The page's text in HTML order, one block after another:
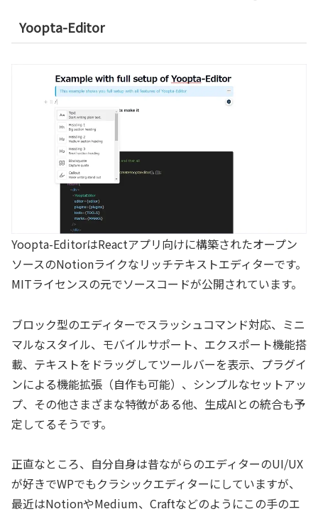
Yoopta-Editor
Yoopta-EditorはReactアプリ向けに構築されたオープン
ソースのNotionライクなリッチテキストエディターです。
MITライセンスの元でソースコードが公開されています。
ブロック型のエディターでスラッシュコマンド対応、ミニ
マルなスタイル、モバイルサポート、エクスポート機能搭
載、テキストをドラッグしてツールバーを表示、プラグイ
ンによる機能拡張（自作も可能）、シンプルなセットアッ
プ、その他さまざまな特徴がある他、生成AIとの統合も予
定してるそうです。
正直なところ、自分自身は昔ながらのエディターのUI/UX
が好きでWPでもクラシックエディターにしていますが、
最近はNotionやMedium、Craftなどのようにこの手のエ